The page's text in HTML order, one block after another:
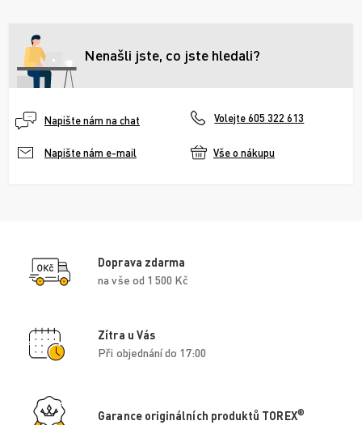
Nenašli jste, co jste hledali?
Napište nám na chat Volejte 605 322 613
Napište nám e-mail Vše o nákupu
Doprava zdarma
na vše od 1 500 Kč
Zítra u Vás
Při objednání do 17:00
Garance originálních produktů TOREX®